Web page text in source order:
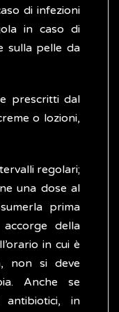
di infezioni
in caso di
sulla pelle da
prescritti dal
o lozioni,
regolari;
una dose al
prima
della
in cui è
non si deve
Anche se
in